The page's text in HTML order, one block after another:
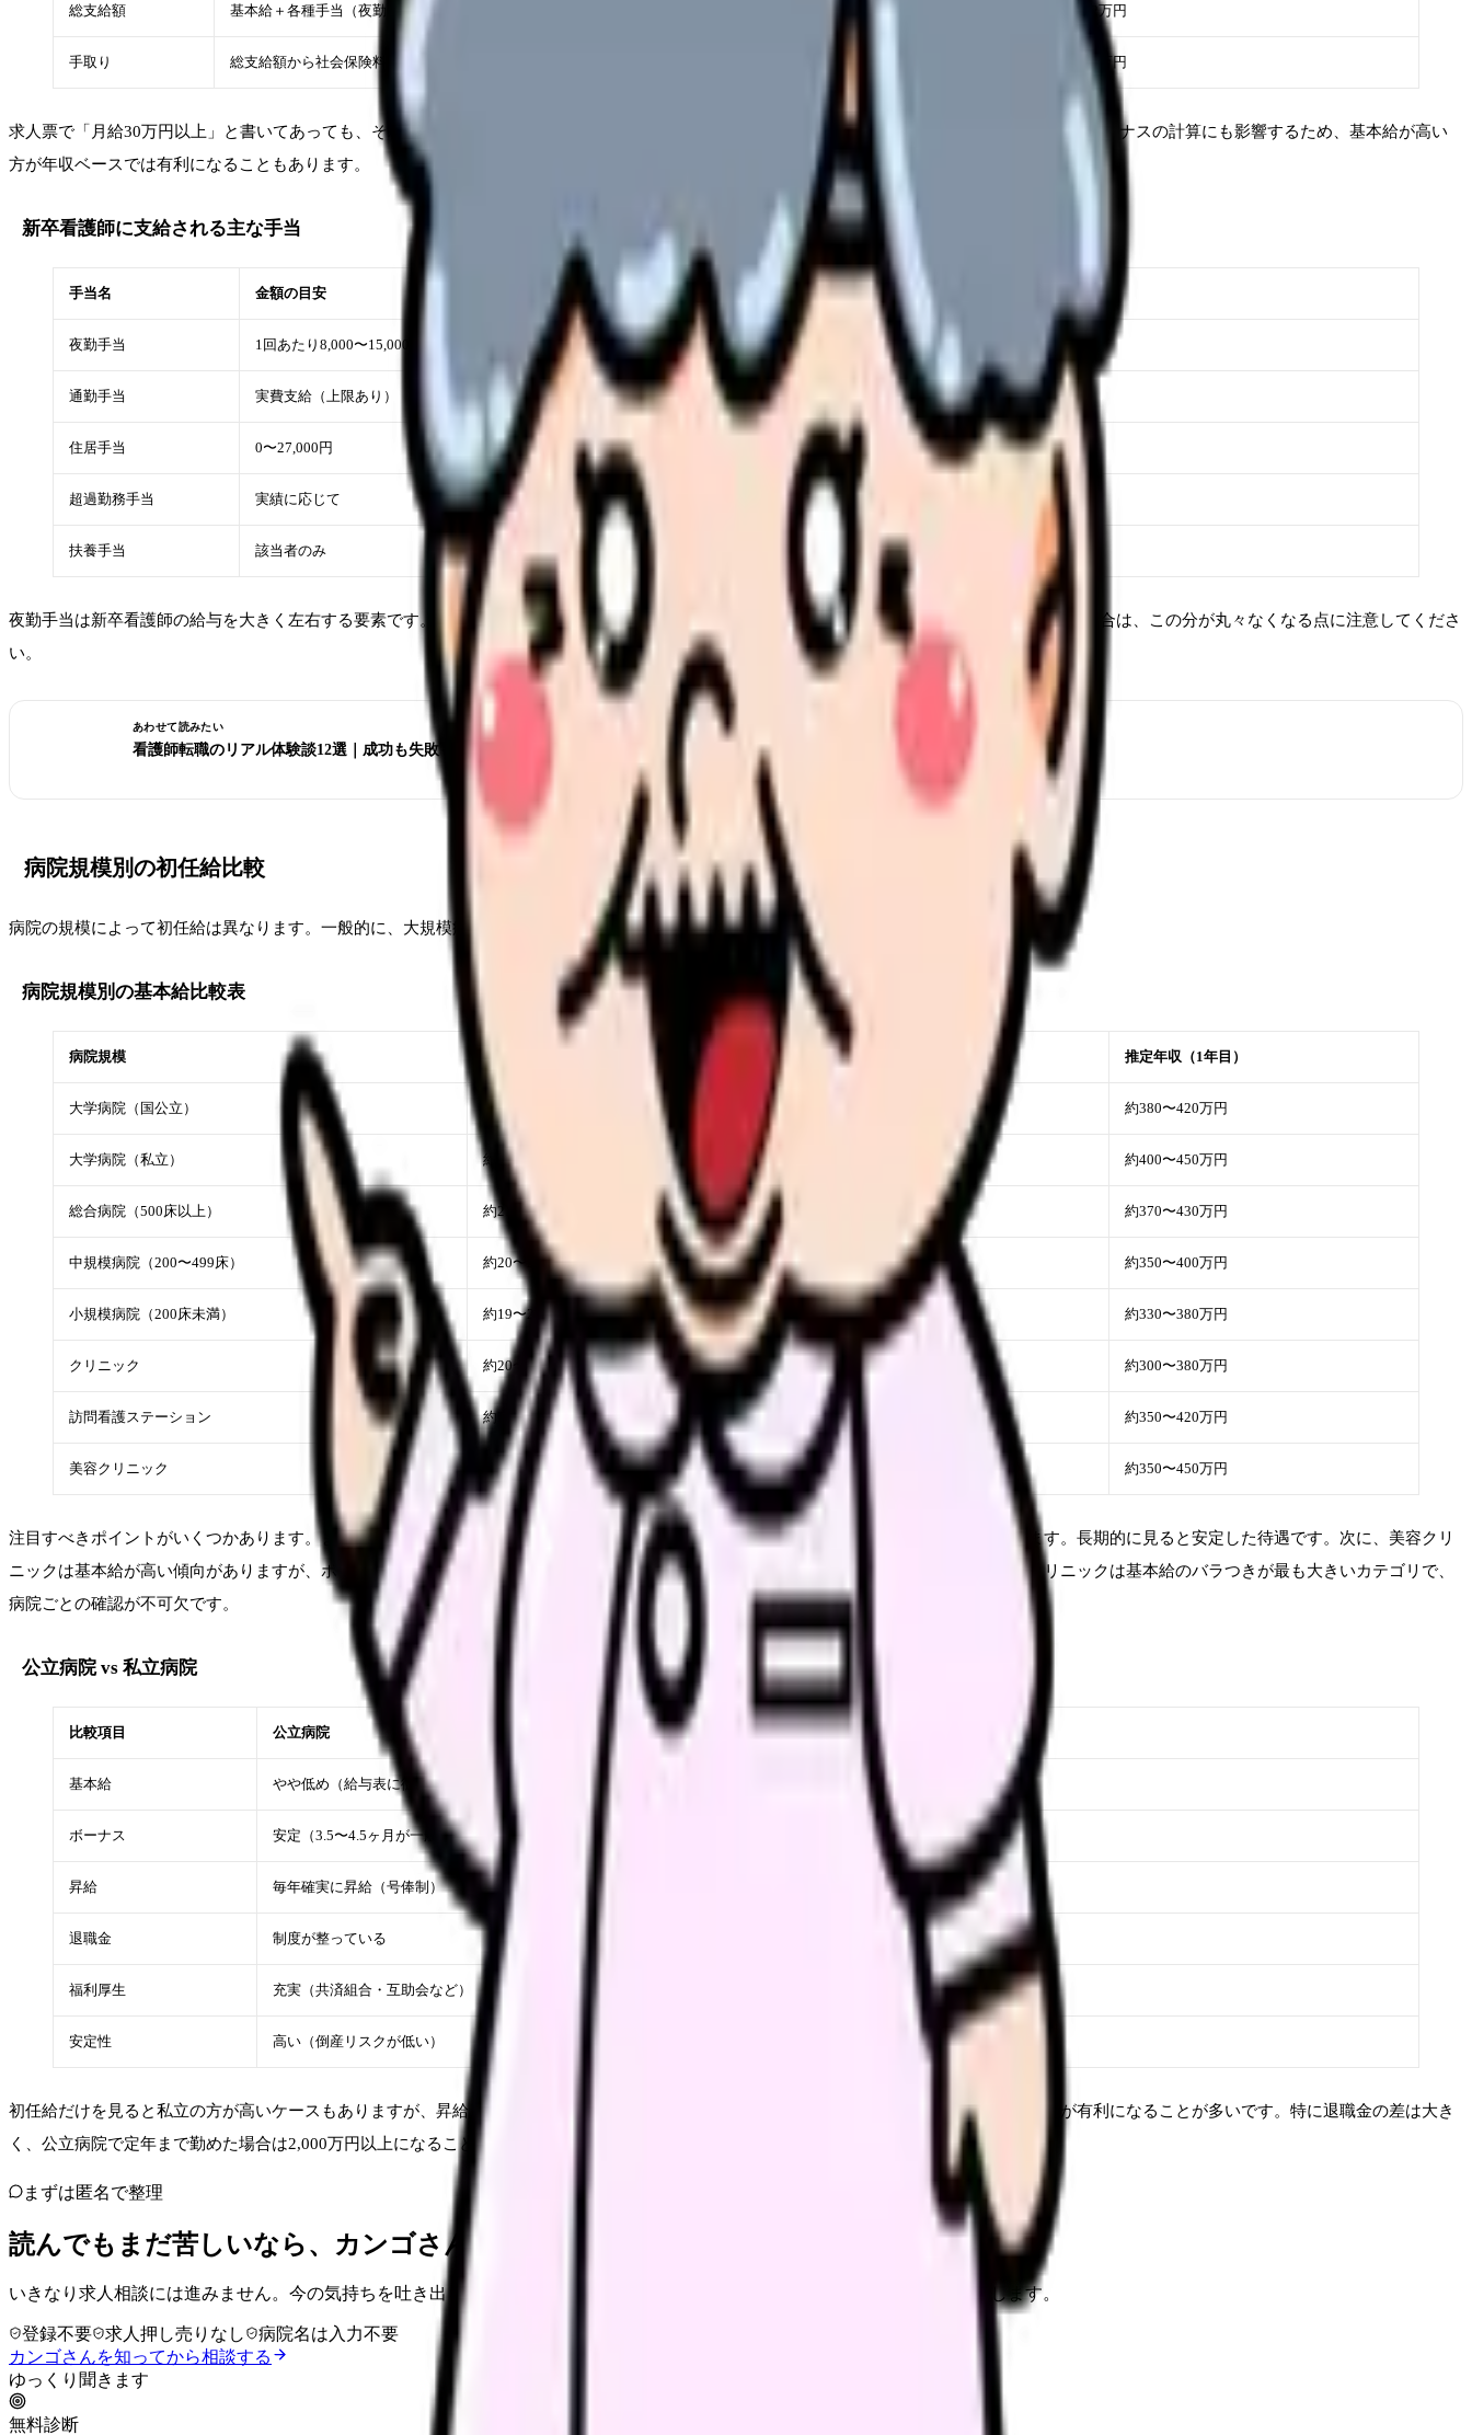
総支給額 基本給＋各種手当（夜勤・通勤・住居など）の合計 約27〜32万円
手取り 総支給額から社会保険料・税金を差し引いた実際にもらえる金額 約22〜26万円
求人票で「月給30万円以上」と書いてあっても、それが夜勤手当4回分を含んだ総支給額なのか、基本給なのかで意味が全く異なります。基本給はボーナスの計算にも影響するため、基本給が高い
方が年収ベースでは有利になることもあります。
新卒看護師に支給される主な手当
手当名 金額の目安 備考
夜勤手当 1回あたり8,000〜15,000円 二交代の場合。三交代の準夜勤は約4,000〜6,000円、深夜勤は約5,000〜8,000円
通勤手当 実費支給（上限あり） 多くの病院で月5万円以内の実費を支給
住居手当 0〜27,000円 公立病院は27,000円上限が多い。私立は病院による
超過勤務手当 実績に応じて 残業代。新卒のうちは月10〜20時間程度が多い
扶養手当 該当者のみ 新卒の場合は該当しないことが多い
夜勤手当は新卒看護師の給与を大きく左右する要素です。夜勤が月4回あるとすると、月3.2〜6万円のプラスになります。「日勤のみ」を希望する場合は、この分が丸々なくなる点に注意してくださ
い。
あわせて読みたい
看護師転職のリアル体験談12選｜成功も失敗も全部見せます
病院規模別の初任給比較
病院の規模によって初任給は異なります。一般的に、大規模病院ほど給与体系が整っていますが、必ずしも高いとは限りません。
病院規模別の基本給比較表
病院規模 新卒基本給（大学卒） ボーナス（年間） 推定年収（1年目）
大学病院（国公立） 約21〜22万円 約380〜420万円
大学病院（私立） 約22〜24万円 約400〜450万円
総合病院（500床以上） 約21〜23万円 3.0〜4.0ヶ月分 約370〜430万円
中規模病院（200〜499床） 約20〜22万円 2.5〜3.5ヶ月分 約350〜400万円
小規模病院（200床未満） 約19〜22万円 2.0〜3.5ヶ月分 約330〜380万円
クリニック 約20〜24万円 1.0〜3.0ヶ月分 約300〜380万円
訪問看護ステーション 約22〜26万円 2.0〜3.0ヶ月分 約350〜420万円
美容クリニック 約25〜30万円 0〜2.0ヶ月分 約350〜450万円
注目すべきポイントがいくつかあります。まず、国公立の大学病院は基本給がやや低めですが、ボーナスが手厚く、福利厚生も充実しています。長期的に見ると安定した待遇です。次に、美容クリ
ニックは基本給が高い傾向がありますが、ボーナスが少ない（またはない）ケースが多く、年収で見ると大きな差がないこともあります。クリニックは基本給のバラつきが最も大きいカテゴリで、
病院ごとの確認が不可欠です。
公立病院 vs 私立病院
比較項目 公立病院 私立病院
基本給 やや低め（給与表に従う） 病院による（高い場合もある）
ボーナス 安定（3.5〜4.5ヶ月が一般的） 病院の経営状況による
昇給 毎年確実に昇給（号俸制） 病院による（年功序列とは限らない）
退職金 制度が整っている 病院による（ない場合もある）
福利厚生 充実（共済組合・互助会など）
安定性 高い（倒産リスクが低い）
初任給だけを見ると私立の方が高いケースもありますが、昇給・ボーナス・退職金・福利厚生まで含めた「生涯賃金」で比較すると、公立病院が有利になることが多いです。特に退職金の差は大き
く、公立病院で定年まで勤めた場合は2,000万円以上になることもあります。
まずは匿名で整理
読んでもまだ苦しいなら、カンゴさんの部屋で少し話してみませんか。
いきなり求人相談には進みません。今の気持ちを吐き出して、何がつらいのか、辞めるべきか、少し休むべきかを一緒に整理します。
登録不要 求人押し売りなし
病院名は入力不要
カンゴさんを知ってから相談する
ゆっくり聞きます
無料診断